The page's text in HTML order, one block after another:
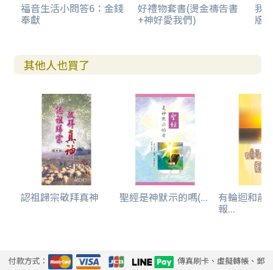
福音生活小問答6：金錢
奉獻
好禮物套書(燙金禱告書
+神好愛我們)
我
版
其他人也買了
認祖歸宗敬拜真神 聖經是神默示的嗎(... 有輪迴和前
報...
付款方式：
傳真刷卡、虛擬轉帳、郵